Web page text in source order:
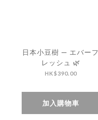
日本小豆樹 — エバーフ
レッシュ 🌿
HK$390.00
加入購物車